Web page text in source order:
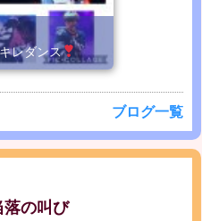
レダンス
ブログ一覧
の叫び